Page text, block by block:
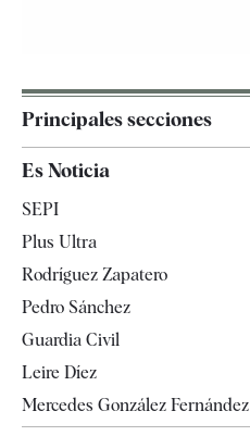
Principales secciones
España
Televisión
Es Noticia
SEPI
Plus Ultra
Rodríguez Zapatero
Pedro Sánchez
Guardia Civil
Leire Díez
Mercedes González Fernández